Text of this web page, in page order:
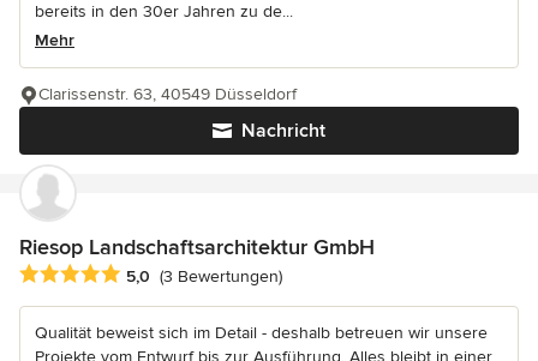
bereits in den 30er Jahren zu de...
Mehr
Nachricht
Clarissenstr. 63, 40549 Düsseldorf
Riesop Landschaftsarchitektur GmbH
Durchschnittliche Bewertung: 5 von 5 Sternen
5,0 (3 Bewertungen)
Qualität beweist sich im Detail - deshalb betreuen wir unsere